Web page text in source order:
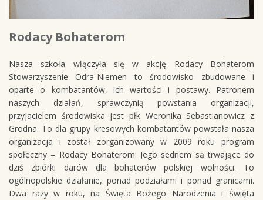
Rodacy Bohaterom
Nasza szkoła włączyła się w akcję Rodacy Bohaterom
Stowarzyszenie Odra-Niemen to środowisko zbudowane i
oparte o kombatantów, ich wartości i postawy. Patronem
naszych działań, sprawczynią powstania organizacji,
przyjacielem środowiska jest płk Weronika Sebastianowicz z
Grodna. To dla grupy kresowych kombatantów powstała nasza
organizacja i został zorganizowany w 2009 roku program
społeczny – Rodacy Bohaterom. Jego sednem są trwające do
dziś zbiórki darów dla bohaterów polskiej wolności. To
ogólnopolskie działanie, ponad podziałami i ponad granicami.
Dwa razy w roku, na Święta Bożego Narodzenia i Święta